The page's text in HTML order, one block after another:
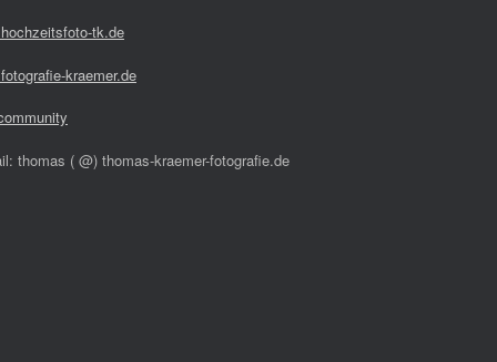
tk.de
kraemer.de
thomas ( @) thomas-kraemer-fotografie.de